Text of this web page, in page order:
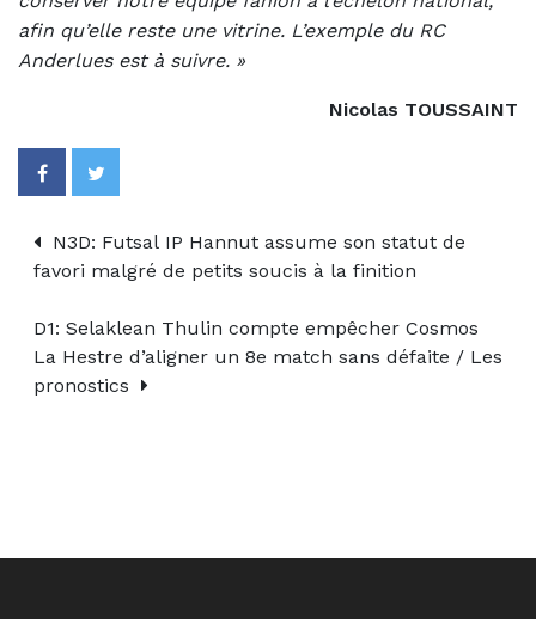
afin qu’elle reste une vitrine. L’exemple du RC
Anderlues est à suivre. »
Nicolas TOUSSAINT
N3D: Futsal IP Hannut assume son statut de
favori malgré de petits soucis à la finition
D1: Selaklean Thulin compte empêcher Cosmos
La Hestre d’aligner un 8e match sans défaite / Les
pronostics